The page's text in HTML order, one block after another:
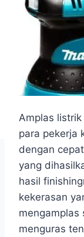
Amplas
para pekerja
dengan
yang
hasil
kekerasan
mengamplas
menguras